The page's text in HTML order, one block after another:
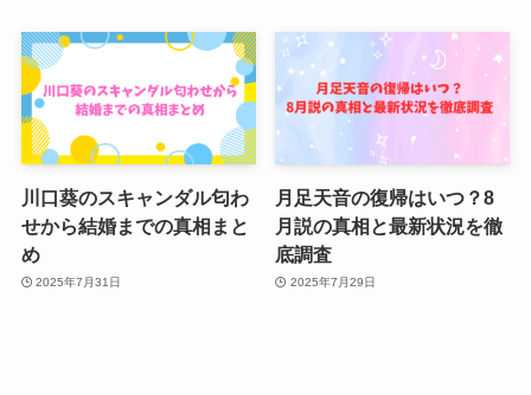
川口葵のスキャンダル匂わ
せから結婚までの真相まと
め
2025年7月31日
月足天音の復帰はいつ？8
月説の真相と最新状況を徹
底調査
2025年7月29日